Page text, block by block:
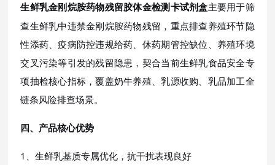
生鲜乳金刚烷胺药物残留胶体金检测卡试剂盒主要用于筛
查生鲜乳中违禁金刚烷胺药物残留，重点排查养殖环节隐
性添药、疫病防控违规给药、休药期管控缺位、养殖环境
交叉污染等引发的残留隐患，契合当前生鲜乳食品安全专
项抽检核心指标，覆盖奶牛养殖、乳源收购、乳品加工全
链条风险排查场景。
四、产品核心优势
1、生鲜乳基质专属优化，抗干扰表现良好